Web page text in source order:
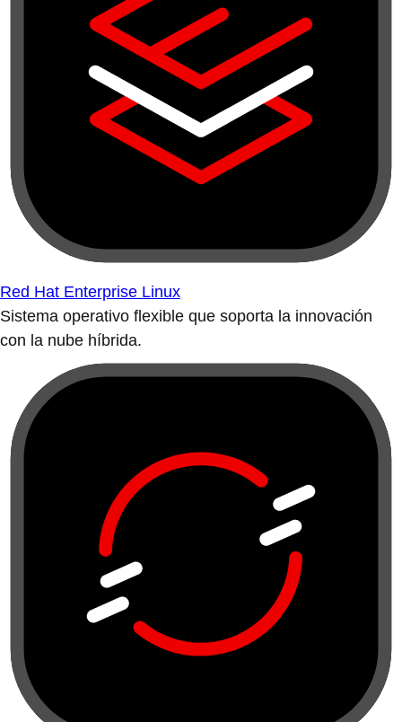
Red Hat Enterprise Linux
Sistema operativo flexible que soporta la innovación
con la nube híbrida.